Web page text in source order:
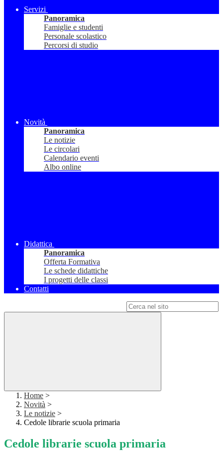
Servizi
Panoramica
Famiglie e studenti
Personale scolastico
Percorsi di studio
Novità
Panoramica
Le notizie
Le circolari
Calendario eventi
Albo online
Didattica
Panoramica
Offerta Formativa
Le schede didattiche
I progetti delle classi
Contatti
Home >
Novità >
Le notizie >
Cedole librarie scuola primaria
Cedole librarie scuola primaria